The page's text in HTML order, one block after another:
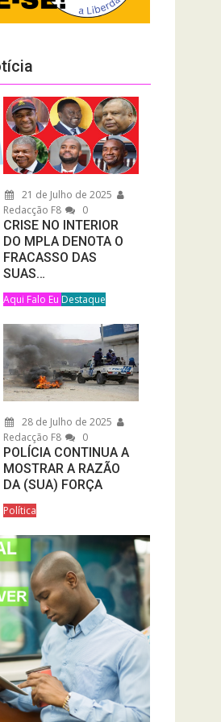
21 de Julho de 2025
Redacção F8
0
CRISE NO INTERIOR
DO MPLA DENOTA O
FRACASSO DAS
SUAS…
Aqui Falo Eu Destaque
28 de Julho de 2025
Redacção F8
0
POLÍCIA CONTINUA A
MOSTRAR A RAZÃO
DA (SUA) FORÇA
Política